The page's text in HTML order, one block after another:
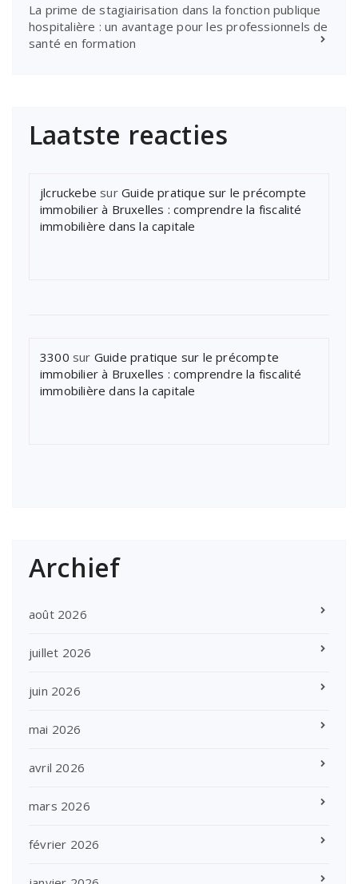
La prime de stagiairisation dans la fonction publique
hospitalière : un avantage pour les professionnels de
santé en formation
Laatste reacties
jlcruckebe sur Guide pratique sur le précompte
immobilier à Bruxelles : comprendre la fiscalité
immobilière dans la capitale
3300 sur Guide pratique sur le précompte
immobilier à Bruxelles : comprendre la fiscalité
immobilière dans la capitale
Archief
août 2026
juillet 2026
juin 2026
mai 2026
avril 2026
mars 2026
février 2026